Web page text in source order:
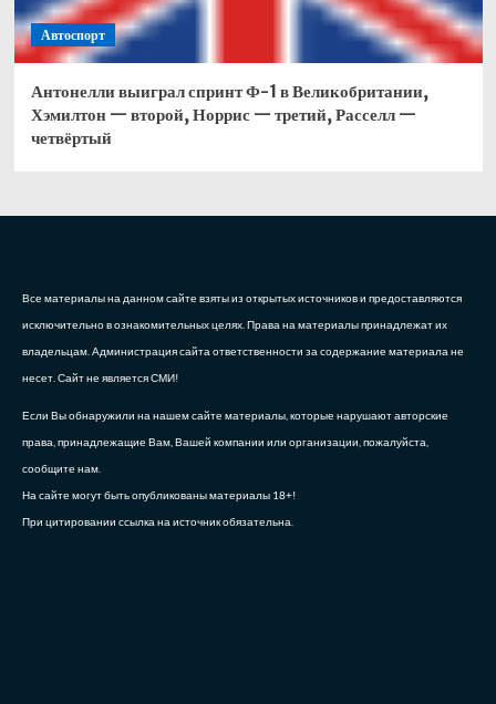
Автоспорт
Антонелли выиграл спринт Ф-1 в Великобритании,
Хэмилтон — второй, Норрис — третий, Расселл —
четвёртый
Все материалы на данном сайте взяты из открытых источников и предоставляются
исключительно в ознакомительных целях. Права на материалы принадлежат их
владельцам. Администрация сайта ответственности за содержание материала не
несет. Сайт не является СМИ!
Если Вы обнаружили на нашем сайте материалы, которые нарушают авторские
права, принадлежащие Вам, Вашей компании или организации, пожалуйста,
сообщите нам.
На сайте могут быть опубликованы материалы 18+!
При цитировании ссылка на источник обязательна.